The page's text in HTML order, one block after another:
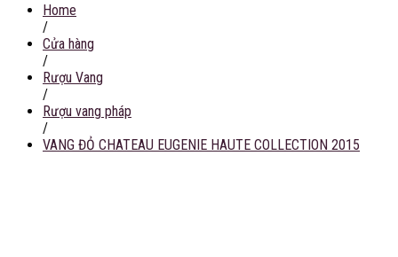
Home
/
Cửa hàng
/
Rượu Vang
/
Rượu vang pháp
/
VANG ĐỎ CHATEAU EUGENIE HAUTE COLLECTION 2015